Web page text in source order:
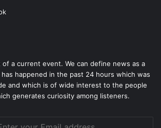
of a current event. We can define news as a
happened in the past 24 hours which was
and which is of wide interest to the people
generates curiosity among listeners.